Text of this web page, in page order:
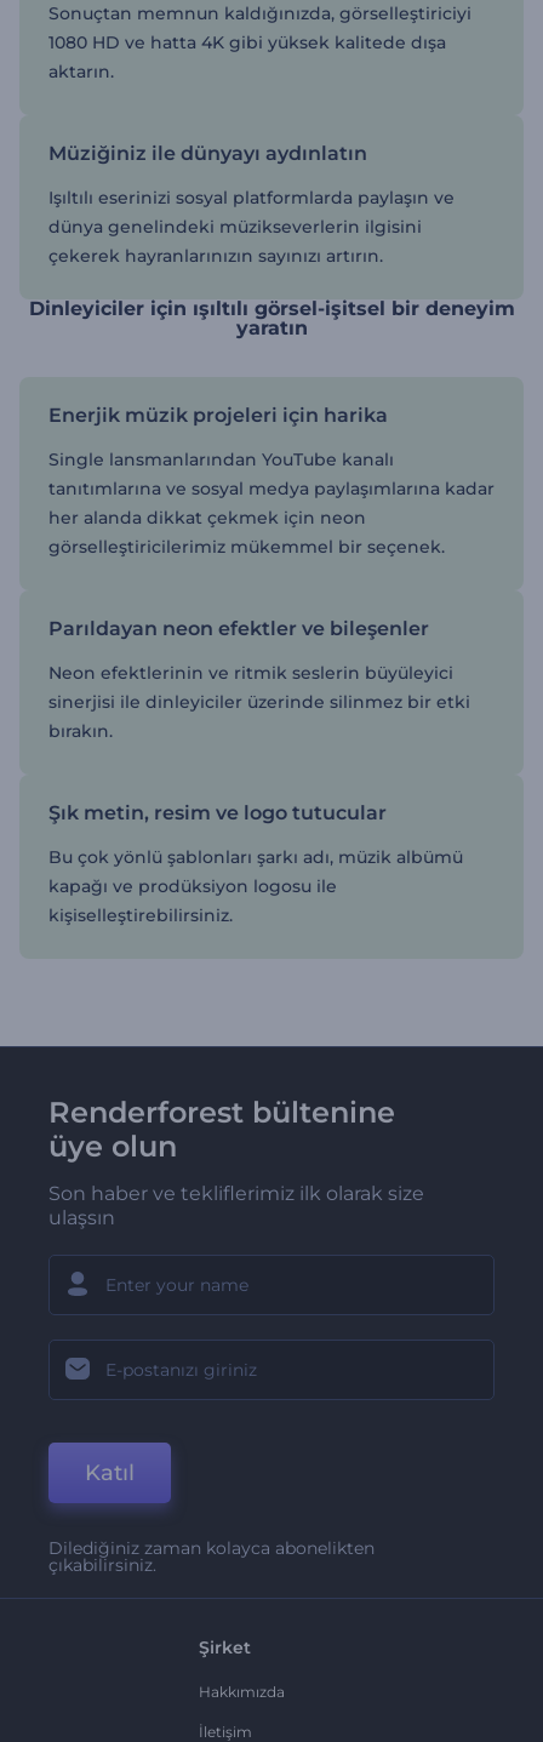
Sonuçtan memnun kaldığınızda, görselleştiriciyi
1080 HD ve hatta 4K gibi yüksek kalitede dışa
aktarın.
Müziğiniz ile dünyayı aydınlatın
Işıltılı eserinizi sosyal platformlarda paylaşın ve
dünya genelindeki müzikseverlerin ilgisini
çekerek hayranlarınızın sayınızı artırın.
Dinleyiciler için ışıltılı görsel-işitsel bir deneyim
yaratın
Enerjik müzik projeleri için harika
Single lansmanlarından YouTube kanalı
tanıtımlarına ve sosyal medya paylaşımlarına kadar
her alanda dikkat çekmek için neon
görselleştiricilerimiz mükemmel bir seçenek.
Parıldayan neon efektler ve bileşenler
Neon efektlerinin ve ritmik seslerin büyüleyici
sinerjisi ile dinleyiciler üzerinde silinmez bir etki
bırakın.
Şık metin, resim ve logo tutucular
Bu çok yönlü şablonları şarkı adı, müzik albümü
kapağı ve prodüksiyon logosu ile
kişiselleştirebilirsiniz.
Renderforest bültenine
üye olun
Son haber ve tekliflerimiz ilk olarak size
ulaşsın
Katıl
Dilediğiniz zaman kolayca abonelikten
çıkabilirsiniz.
Şirket
Hakkımızda
İletişim